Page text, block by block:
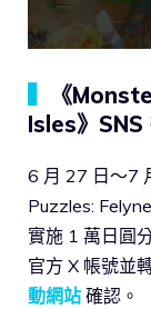
《
Isles》SNS
6 月 27 日～7
Puzzles:
實施 1 萬日圓
官方 X 帳號並
動網站 確認。